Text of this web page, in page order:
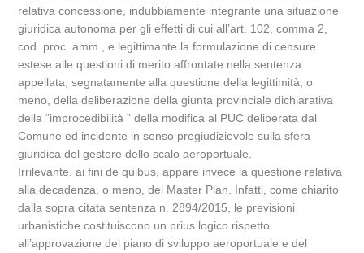
relativa concessione, indubbiamente integrante una situazione
giuridica autonoma per gli effetti di cui all’art. 102, comma 2,
cod. proc. amm., e legittimante la formulazione di censure
estese alle questioni di merito affrontate nella sentenza
appellata, segnatamente alla questione della legittimità, o
meno, della deliberazione della giunta provinciale dichiarativa
della “improcedibilità ” della modifica al PUC deliberata dal
Comune ed incidente in senso pregiudizievole sulla sfera
giuridica del gestore dello scalo aeroportuale.
Irrilevante, ai fini de quibus, appare invece la questione relativa
alla decadenza, o meno, del Master Plan. Infatti, come chiarito
dalla sopra citata sentenza n. 2894/2015, le previsioni
urbanistiche costituiscono un prius logico rispetto
all’approvazione del piano di sviluppo aeroportuale e del